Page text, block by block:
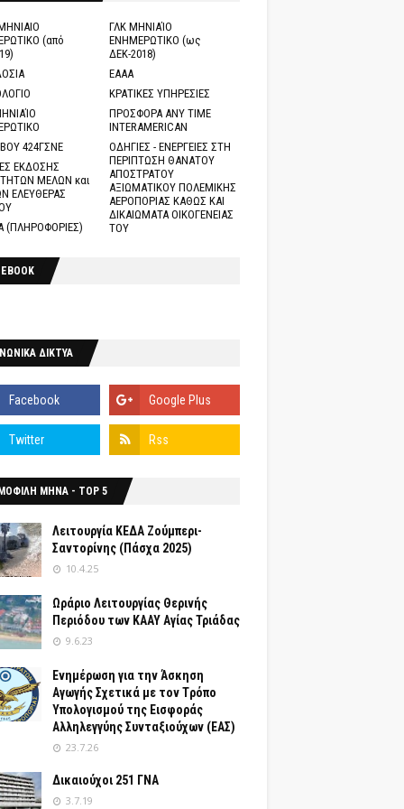
(από
ΓΛΚ ΜΗΝΙΑΊΟ
ΕΝΗΜΕΡΩΤΙΚΟ (ως
ΔΕΚ-2018)
ΕΑΑΑ
ΚΡΑΤΙΚΕΣ ΥΠΗΡΕΣΙΕΣ
ΠΡΟΣΦΟΡΑ ANY TIME
INTERAMERICAN
424ΓΣΝΕ
ΟΔΗΓΙΕΣ - ΕΝΕΡΓΕΙΕΣ ΣΤΗ
ΠΕΡΙΠΤΩΣΗ ΘΑΝΑΤΟΥ
ΑΠΟΣΤΡΑΤΟΥ
ΑΞΙΩΜΑΤΙΚΟΥ ΠΟΛΕΜΙΚΗΣ
ΑΕΡΟΠΟΡΙΑΣ ΚΑΘΩΣ ΚΑΙ
ΔΙΚΑΙΩΜΑΤΑ ΟΙΚΟΓΕΝΕΙΑΣ
ΤΟΥ
ΕΚΔΟΣΗΣ
ΜΕΛΩΝ και
ΕΛΕΥΘΕΡΑΣ
(ΠΛΗΡΟΦΟΡΙΕΣ)
ΔΙΚΤΥΑ
ΜΗΝΑ - TOP 5
Λειτουργία ΚΕΔΑ Ζούμπερι-
Σαντορίνης (Πάσχα 2025)
10.4.25
Ωράριο Λειτουργίας Θερινής
Περιόδου των ΚΑΑΥ Αγίας Τριάδας
9.6.23
Ενημέρωση για την Άσκηση
Αγωγής Σχετικά με τον Tρόπο
Yπολογισμού της Εισφοράς
Αλληλεγγύης Συνταξιούχων (ΕΑΣ)
23.7.26
Δικαιούχοι 251 ΓΝΑ
3.7.19